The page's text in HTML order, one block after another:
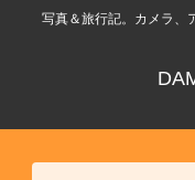
写真＆旅行記。カメラ、